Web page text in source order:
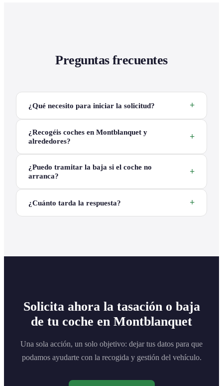
Preguntas frecuentes
¿Qué necesito para iniciar la solicitud?
¿Recogéis coches en Montblanquet y
alrededores?
¿Puedo tramitar la baja si el coche no
arranca?
¿Cuánto tarda la respuesta?
Solicita ahora la tasación o baja
de tu coche en Montblanquet
Una sola acción, un solo objetivo: dejar tus datos para que
podamos ayudarte con la recogida y gestión del vehículo.